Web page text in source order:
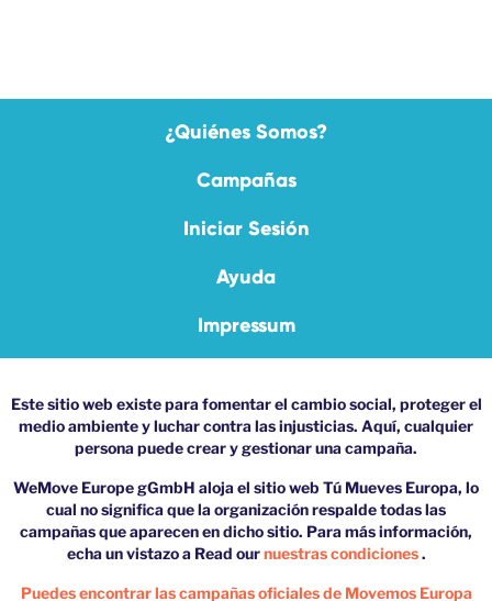
¿Quiénes Somos?
Campañas
Iniciar Sesión
Ayuda
Impressum
Este sitio web existe para fomentar el cambio social, proteger el
medio ambiente y luchar contra las injusticias. Aquí, cualquier
persona puede crear y gestionar una campaña.
WeMove Europe gGmbH aloja el sitio web Tú Mueves Europa, lo
cual no significa que la organización respalde todas las
campañas que aparecen en dicho sitio. Para más información,
echa un vistazo a Read ournuestras condiciones.
Puedes encontrar las campañas oficiales de Movemos Europa